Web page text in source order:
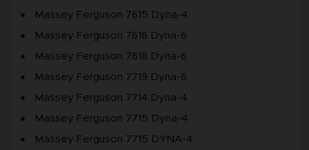
Massey Ferguson 7615 Dyna-4
Massey Ferguson 7616 Dyna-6
Massey Ferguson 7618 Dyna-6
Massey Ferguson 7719 Dyna-6
Massey Ferguson 7714 Dyna-4
Massey Ferguson 7715 Dyna-4
Massey Ferguson 7715 DYNA-4